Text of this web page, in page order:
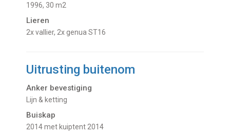
1996, 30 m2
Lieren
2x vallier, 2x genua ST16
Uitrusting buitenom
Anker bevestiging
Lijn & ketting
Buiskap
2014 met kuiptent 2014